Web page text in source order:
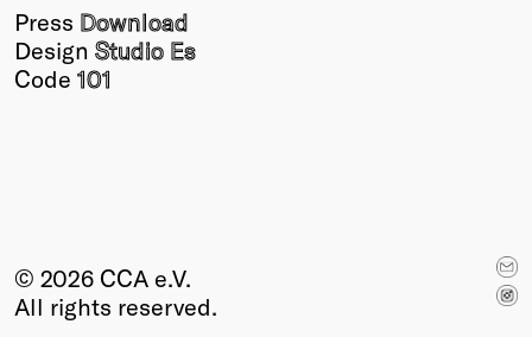
Press Download
Design Studio Es
Code 101
© 2026 CCA e.V.
All rights reserved.